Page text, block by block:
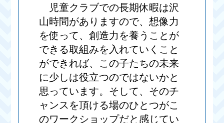
児童クラブでの長期休暇は沢
山時間がありますので、想像力
を使って、創造力を養うことが
できる取組みを入れていくこと
ができれば、この子たちの未来
に少しは役立つのではないかと
思っています。そして、そのチ
ャンスを頂ける場のひとつがこ
のワークショップだと感じてい